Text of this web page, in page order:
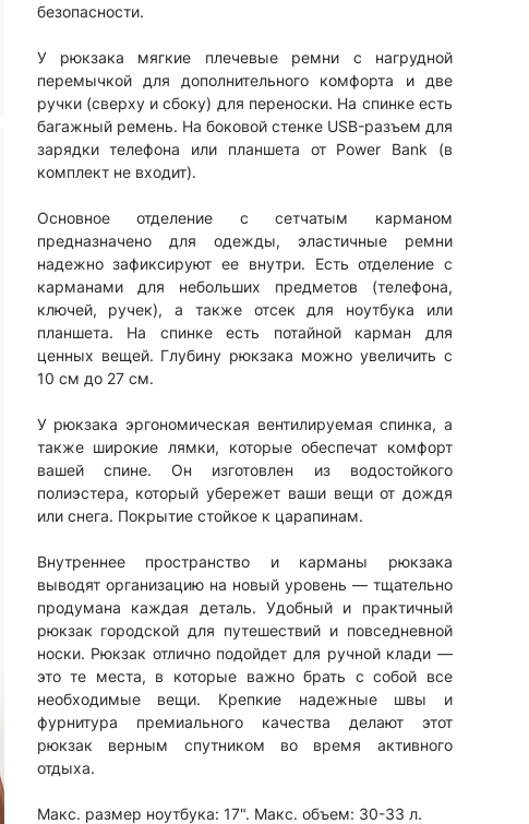
безопасности.
У рюкзака мягкие плечевые ремни с нагрудной
перемычкой для дополнительного комфорта и две
ручки (сверху и сбоку) для переноски. На спинке есть
багажный ремень. На боковой стенке USB-разъем для
зарядки телефона или планшета от Power Bank (в
комплект не входит).
Основное отделение с сетчатым карманом
предназначено для одежды, эластичные ремни
надежно зафиксируют ее внутри. Есть отделение с
карманами для небольших предметов (телефона,
ключей, ручек), а также отсек для ноутбука или
планшета. На спинке есть потайной карман для
ценных вещей. Глубину рюкзака можно увеличить с
10 см до 27 см.
У рюкзака эргономическая вентилируемая спинка, а
также широкие лямки, которые обеспечат комфорт
вашей спине. Он изготовлен из водостойкого
полиэстера, который убережет ваши вещи от дождя
или снега. Покрытие стойкое к царапинам.
Внутреннее пространство и карманы рюкзака
выводят организацию на новый уровень — тщательно
продумана каждая деталь. Удобный и практичный
рюкзак городской для путешествий и повседневной
носки. Рюкзак отлично подойдет для ручной клади —
это те места, в которые важно брать с собой все
необходимые вещи. Крепкие надежные швы и
фурнитура премиального качества делают этот
рюкзак верным спутником во время активного
отдыха.
Макс. размер ноутбука: 17". Макс. объем: 30-33 л.